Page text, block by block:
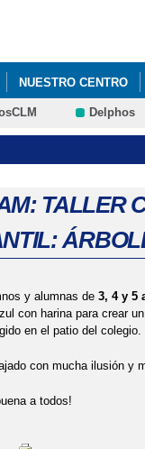
NUESTRO CENTRO
DE
# TÚ CUENTAS. 4
EDUCACIÓN. 2023
Delphos
TALLER
y alumnas de 3, 4 y 5
con harina para crear
en el patio del
con mucha ilusión y
a todos!